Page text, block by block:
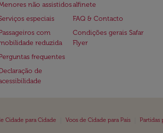
não assistidos
especiais
com
reduzida
frequentes
de
alfinete
FAQ & Contacto
Condições gerais Safar
Flyer
Cidade para Cidade Voos de Cidade para País Partidas